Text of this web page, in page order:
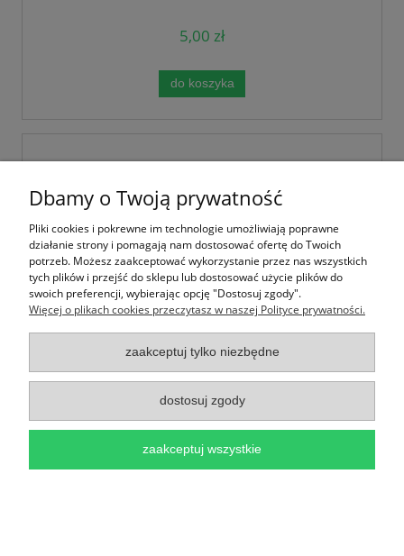
5,00 zł
do koszyka
Naklejki Świąteczne ok. 500 szt - Srebrne
Gwiazdki 0057
3,50 zł
Dbamy o Twoją prywatność
Pliki cookies i pokrewne im technologie umożliwiają poprawne
działanie strony i pomagają nam dostosować ofertę do Twoich
potrzeb. Możesz zaakceptować wykorzystanie przez nas wszystkich
tych plików i przejść do sklepu lub dostosować użycie plików do
swoich preferencji, wybierając opcję "Dostosuj zgody".
Więcej o plikach cookies przeczytasz w naszej Polityce prywatności.
zaakceptuj tylko niezbędne
dostosuj zgody
zaakceptuj wszystkie